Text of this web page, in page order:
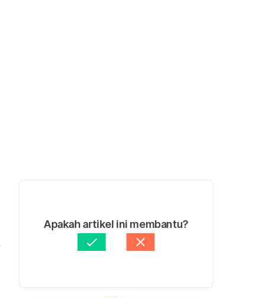
Apakah artikel ini membantu?